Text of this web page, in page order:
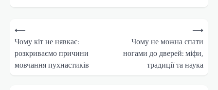
Навігація
записів
⟵
Чому кіт не нявкає:
розкриваємо причини
мовчання пухнастиків
Чому не можна спати
ногами до дверей: міфи,
традиції та наука
⟶